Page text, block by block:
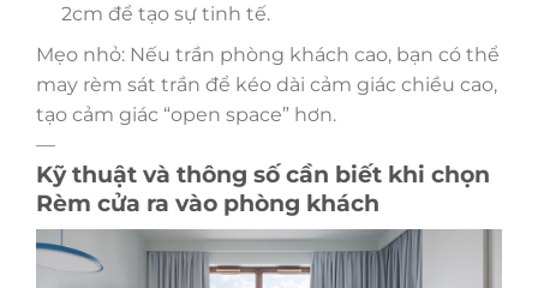
2cm để tạo sự tinh tế.
Mẹo nhỏ: Nếu trần phòng khách cao, bạn có thể
may rèm sát trần để kéo dài cảm giác chiều cao,
tạo cảm giác “open space” hơn.
—
Kỹ thuật và thông số cần biết khi chọn
Rèm cửa ra vào phòng khách